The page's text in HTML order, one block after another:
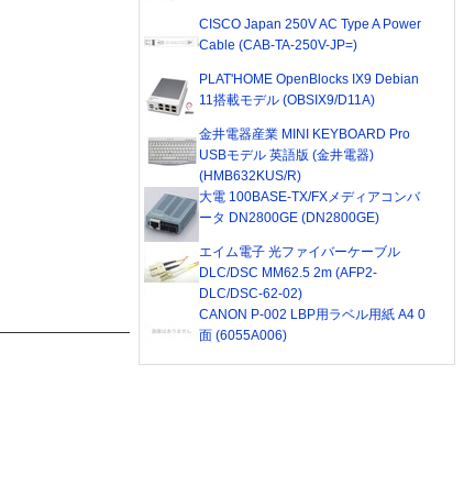
CISCO Japan 250V AC Type A Power
Cable (CAB-TA-250V-JP=)
PLAT'HOME OpenBlocks IX9 Debian
11搭載モデル (OBSIX9/D11A)
金井電器産業 MINI KEYBOARD Pro
USBモデル 英語版 (金井電器)
(HMB632KUS/R)
大電 100BASE-TX/FXメディアコンバ
ータ DN2800GE (DN2800GE)
エイム電子 光ファイバーケーブル
DLC/DSC MM62.5 2m (AFP2-
DLC/DSC-62-02)
CANON P-002 LBP用ラベル用紙 A4 0
面 (6055A006)